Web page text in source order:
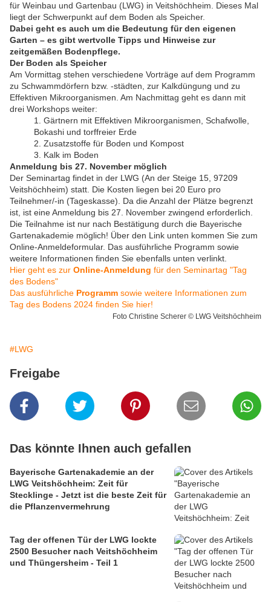
für Weinbau und Gartenbau (LWG) in Veitshöchheim. Dieses Mal
liegt der Schwerpunkt auf dem Boden als Speicher.
Dabei geht es auch um die Bedeutung für den eigenen
Garten – es gibt wertvolle Tipps und Hinweise zur
zeitgemäßen Bodenpflege.
Der Boden als Speicher
Am Vormittag stehen verschiedene Vorträge auf dem Programm
zu Schwammdörfern bzw. -städten, zur Kalkdüngung und zu
Effektiven Mikroorganismen. Am Nachmittag geht es dann mit
drei Workshops weiter:
1. Gärtnern mit Effektiven Mikroorganismen, Schafwolle,
Bokashi und torffreier Erde
2. Zusatzstoffe für Boden und Kompost
3. Kalk im Boden
Anmeldung bis 27. November möglich
Der Seminartag findet in der LWG (An der Steige 15, 97209
Veitshöchheim) statt. Die Kosten liegen bei 20 Euro pro
Teilnehmer/-in (Tageskasse). Da die Anzahl der Plätze begrenzt
ist, ist eine Anmeldung bis 27. November zwingend erforderlich.
Die Teilnahme ist nur nach Bestätigung durch die Bayerische
Gartenakademie möglich! Über den Link unten kommen Sie zum
Online-Anmeldeformular. Das ausführliche Programm sowie
weitere Informationen finden Sie ebenfalls unten verlinkt.
Hier geht es zur Online-Anmeldung für den Seminartag "Tag
des Bodens"
Das ausführliche Programm sowie weitere Informationen zum
Tag des Bodens 2024 finden Sie hier!
Foto Christine Scherer © LWG Veitshöchheim
#LWG
Freigabe
Das könnte Ihnen auch gefallen
Bayerische Gartenakademie an der
LWG Veitshöchheim: Zeit für
Stecklinge - Jetzt ist die beste Zeit für
die Pflanzenvermehrung
Tag der offenen Tür der LWG lockte
2500 Besucher nach Veitshöchheim
und Thüngersheim - Teil 1